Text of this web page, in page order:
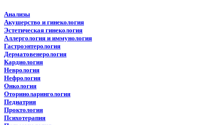
Анализы
Акушерство и гинекология
Эстетическая гинекология
Аллергология и иммунология
Гастроэнтерология
Дерматовенерология
Кардиология
Неврология
Нефрология
Онкология
Оториноларингология
Педиатрия
Проктология
Психотерапия